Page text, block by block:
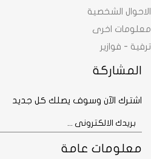
معلومات عامة
الاحوال الشخصية
معلومات اخرى
ترفية - فوازير
المشاركة
اشترك الآن وسوف يصلك كل جديد